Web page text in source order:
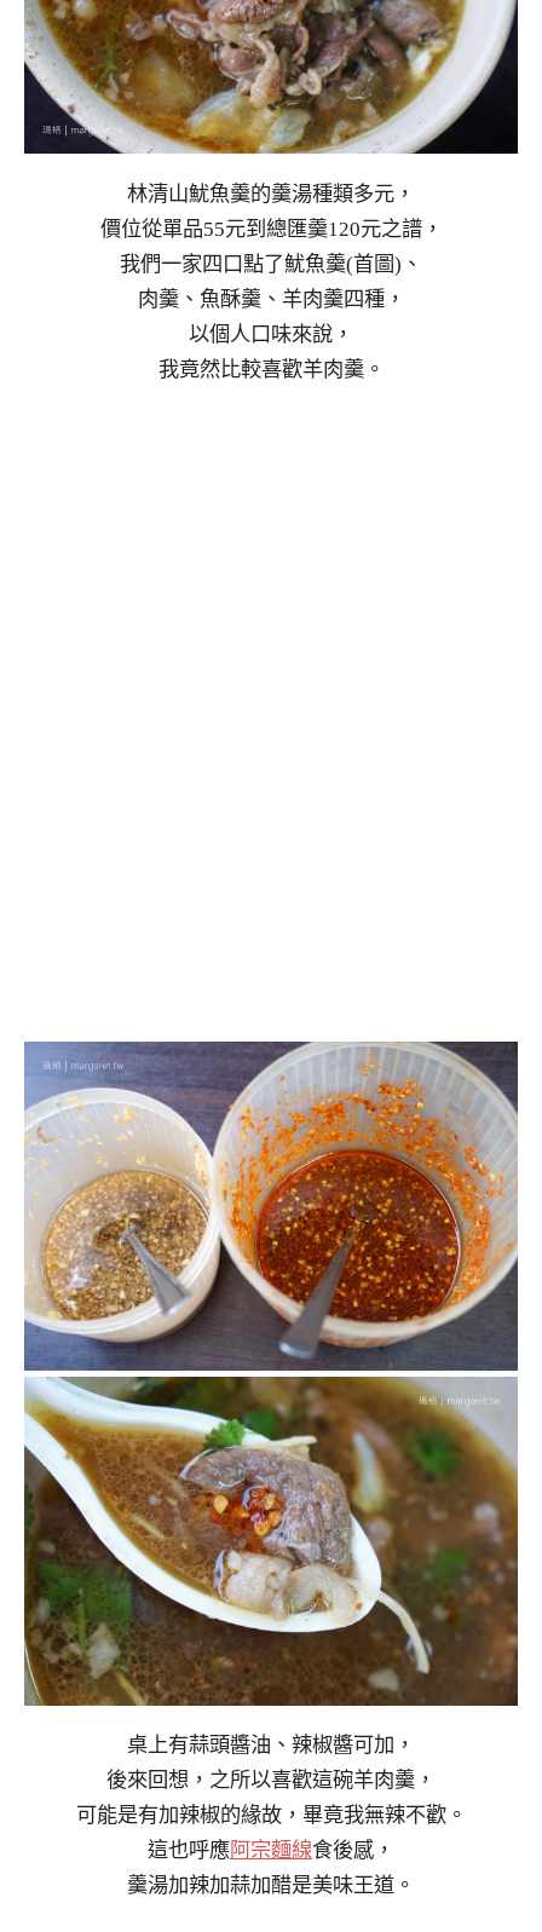
林清山魷魚羹的羹湯種類多元，
價位從單品55元到總匯羹120元之譜，
我們一家四口點了魷魚羹(首圖)、
肉羹、魚酥羹、羊肉羹四種，
以個人口味來說，
我竟然比較喜歡羊肉羹。
桌上有蒜頭醬油、辣椒醬可加，
後來回想，之所以喜歡這碗羊肉羹，
可能是有加辣椒的緣故，畢竟我無辣不歡。
這也呼應阿宗麵線食後感，
羹湯加辣加蒜加醋是美味王道。